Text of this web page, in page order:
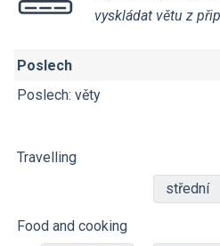
vyskládat větu z
Poslech
Poslech: věty
Travelling
střední
Food and cooking